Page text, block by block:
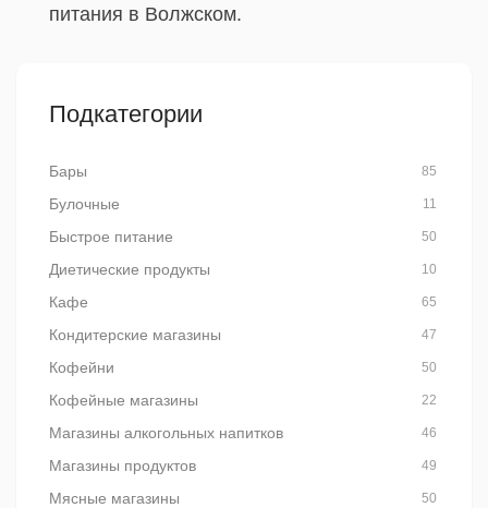
питания в Волжском.
Подкатегории
Бары 85
Булочные 11
Быстрое питание 50
Диетические продукты 10
Кафе 65
Кондитерские магазины 47
Кофейни 50
Кофейные магазины 22
Магазины алкогольных напитков 46
Магазины продуктов 49
Мясные магазины 50